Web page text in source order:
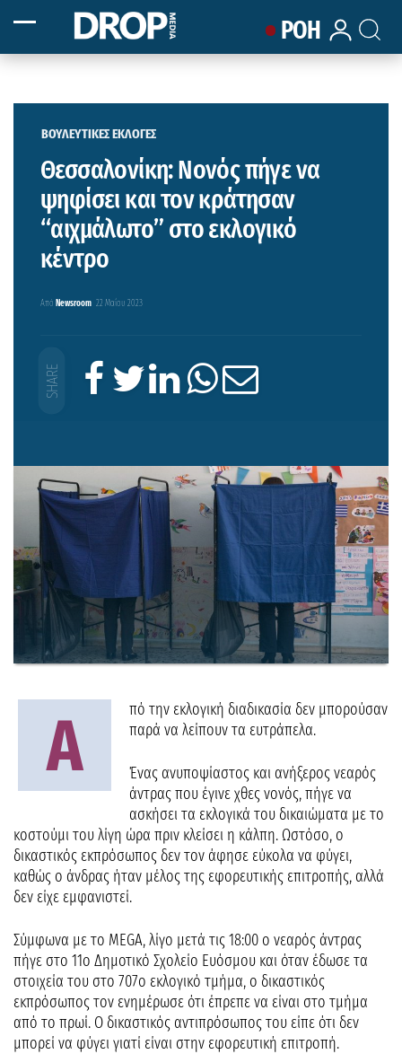
ΡΟΗ
ΒΟΥΛΕΥΤΙΚΕΣ ΕΚΛΟΓΕΣ
Θεσσαλονίκη: Νονός πήγε να
ψηφίσει και τον κράτησαν
“αιχμάλωτο” στο εκλογικό
κέντρο
Από Newsroom 22 Μαΐου 2023
Α
πό την εκλογική διαδικασία δεν μπορούσαν
παρά να λείπουν τα ευτράπελα.
Ένας ανυποψίαστος και ανήξερος νεαρός
άντρας που έγινε χθες νονός, πήγε να
ασκήσει τα εκλογικά του δικαιώματα με το
κοστούμι του λίγη ώρα πριν κλείσει η κάλπη. Ωστόσο, ο
δικαστικός εκπρόσωπος δεν τον άφησε εύκολα να φύγει,
καθώς ο άνδρας ήταν μέλος της εφορευτικής επιτροπής, αλλά
δεν είχε εμφανιστεί.
Σύμφωνα με το MEGA, λίγο μετά τις 18:00 ο νεαρός άντρας
πήγε στο 11ο Δημοτικό Σχολείο Ευόσμου και όταν έδωσε τα
στοιχεία του στο 707ο εκλογικό τμήμα, ο δικαστικός
εκπρόσωπος τον ενημέρωσε ότι έπρεπε να είναι στο τμήμα
από το πρωί. Ο δικαστικός αντιπρόσωπος του είπε ότι δεν
μπορεί να φύγει γιατί είναι στην εφορευτική επιτροπή.